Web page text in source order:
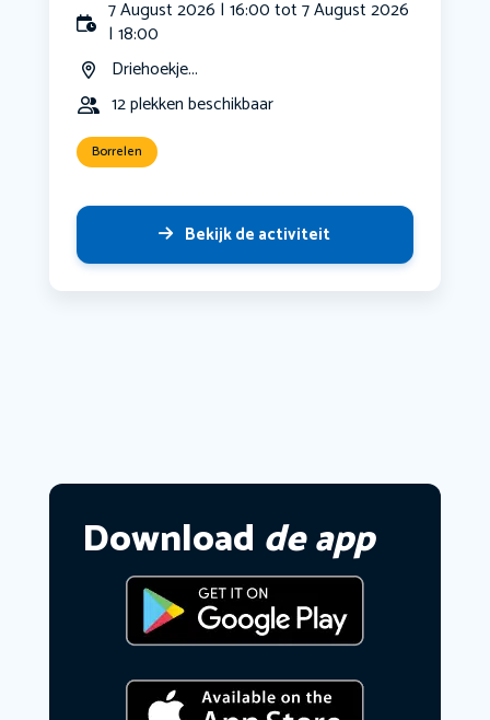
7 August 2026 | 16:00 tot 7 August 2026
| 18:00
Driehoekje...
12 plekken beschikbaar
Borrelen
Bekijk de activiteit
Download de app